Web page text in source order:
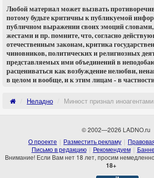
Любой материал может вызвать
потому будьте критичны к публикуемой
публичном выражении своих эмоций
жестами и пр. помните, что, согласно
отечественным законам, критика
чиновников, политических и религиозных
представляемых ими объединений в
расцениваться как возбуждение нелюбви,
в целом и вообще, и к этим лицам - в
Неладно Минюст признал
© 2002—2026 LADNO.ru
О проекте
Разместить рекламу
Письмо в редакцию
Рекомендуем
Внимание! Если Вам нет 18 лет, просим
18+